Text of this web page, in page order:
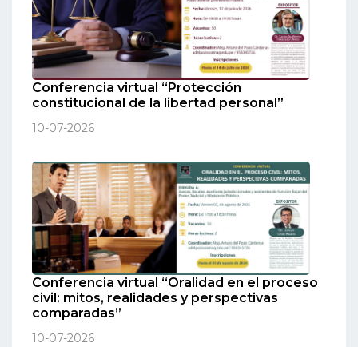
Conferencia virtual “Protección
constitucional de la libertad personal”
10-07-2026
Conferencia virtual “Oralidad en el proceso
civil: mitos, realidades y perspectivas
comparadas”
10-07-2026